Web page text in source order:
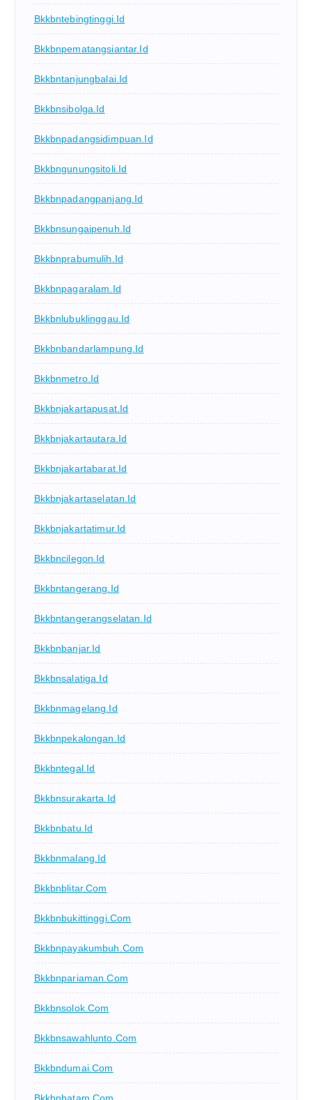
Bkkbntebingtinggi.id
Bkkbnpematangsiantar.id
Bkkbntanjungbalai.id
Bkkbnsibolga.id
Bkkbnpadangsidimpuan.id
Bkkbngunungsitoli.id
Bkkbnpadangpanjang.id
Bkkbnsungaipenuh.id
Bkkbnprabumulih.id
Bkkbnpagaralam.id
Bkkbnlubuklinggau.id
Bkkbnbandarlampung.id
Bkkbnmetro.id
Bkkbnjakartapusat.id
Bkkbnjakartautara.id
Bkkbnjakartabarat.id
Bkkbnjakartaselatan.id
Bkkbnjakartatimur.id
Bkkbncilegon.id
Bkkbntangerang.id
Bkkbntangerangselatan.id
Bkkbnbanjar.id
Bkkbnsalatiga.id
Bkkbnmagelang.id
Bkkbnpekalongan.id
Bkkbntegal.id
Bkkbnsurakarta.id
Bkkbnbatu.id
Bkkbnmalang.id
Bkkbnblitar.com
Bkkbnbukittinggi.com
Bkkbnpayakumbuh.com
Bkkbnpariaman.com
Bkkbnsolok.com
Bkkbnsawahlunto.com
Bkkbndumai.com